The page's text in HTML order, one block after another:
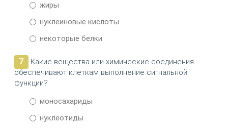
жиры
нуклеиновые кислоты
некоторые белки
7
Какие вещества или химические соединения
обеспечивают клеткам выполнение сигнальной
функции?
моносахариды
нуклеотиды